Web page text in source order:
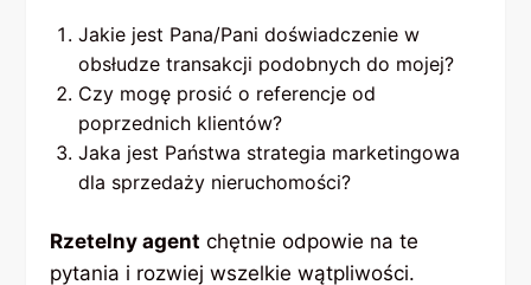
Jakie jest Pana/Pani doświadczenie w
obsłudze transakcji podobnych do mojej?
Czy mogę prosić o referencje od
poprzednich klientów?
Jaka jest Państwa strategia marketingowa
dla sprzedaży nieruchomości?
Rzetelny agent chętnie odpowie na te
pytania i rozwiej wszelkie wątpliwości.